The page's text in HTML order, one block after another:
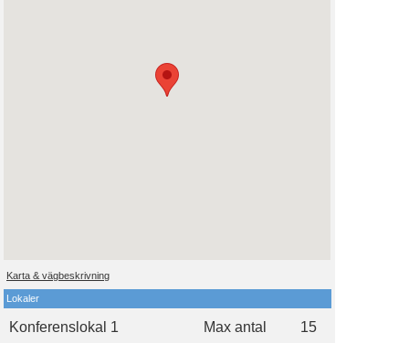
Karta & vägbeskrivning
Lokaler
Konferenslokal 1 Max antal
15